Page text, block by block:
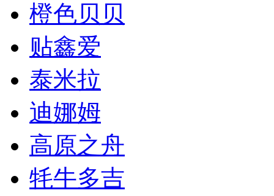
橙色贝贝
贴鑫爱
泰米拉
迪娜姆
高原之舟
牦牛多吉